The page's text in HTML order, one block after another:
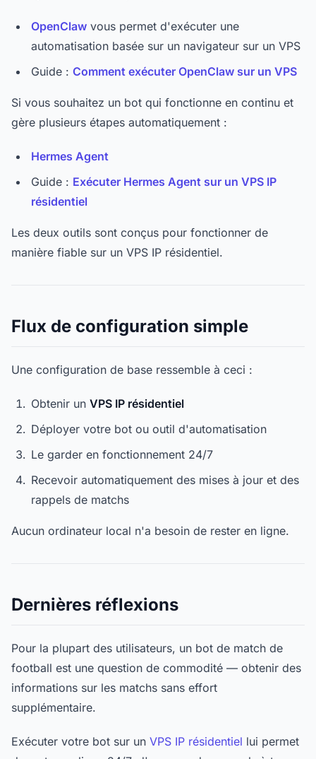
OpenClaw vous permet d'exécuter une
automatisation basée sur un navigateur sur un VPS
Guide : Comment exécuter OpenClaw sur un VPS
Si vous souhaitez un bot qui fonctionne en continu et
gère plusieurs étapes automatiquement :
Hermes Agent
Guide : Exécuter Hermes Agent sur un VPS IP
résidentiel
Les deux outils sont conçus pour fonctionner de
manière fiable sur un VPS IP résidentiel.
Flux de configuration simple
Une configuration de base ressemble à ceci :
Obtenir un VPS IP résidentiel
Déployer votre bot ou outil d'automatisation
Le garder en fonctionnement 24/7
Recevoir automatiquement des mises à jour et des
rappels de matchs
Aucun ordinateur local n'a besoin de rester en ligne.
Dernières réflexions
Pour la plupart des utilisateurs, un bot de match de
football est une question de commodité — obtenir des
informations sur les matchs sans effort
supplémentaire.
Exécuter votre bot sur un VPS IP résidentiel lui permet